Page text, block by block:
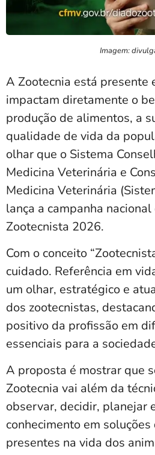
Imagem:
A Zootecnia está presente
impactam diretamente o
produção de alimentos, a
qualidade de vida da
olhar que o Sistema
Medicina Veterinária e
Medicina Veterinária
lança a campanha
Zootecnista 2026.
Com o conceito
cuidado. Referência em
um olhar, estratégico e
dos zootecnistas,
positivo da profissão em
essenciais para a
A proposta é mostrar que
Zootecnia vai além da
observar, decidir, planejar
conhecimento em
presentes na vida dos